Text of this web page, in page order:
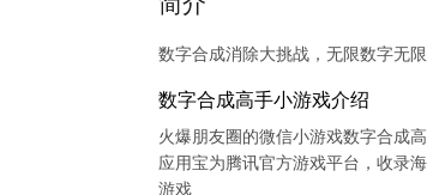
数字合成消除大挑战，无限数字无
数字合成高手小游戏介绍
火爆朋友圈的微信小游戏数字合成
应用宝为腾讯官方游戏平台，收录